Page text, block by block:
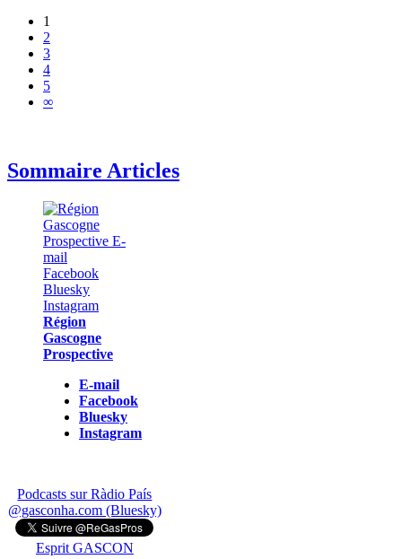
1
2
3
4
5
∞
Sommaire Articles
Région
Gascogne
Prospective
E-mail
Facebook
Bluesky
Instagram
Podcasts sur Ràdio País
@gasconha.com (Bluesky)
Esprit GASCON